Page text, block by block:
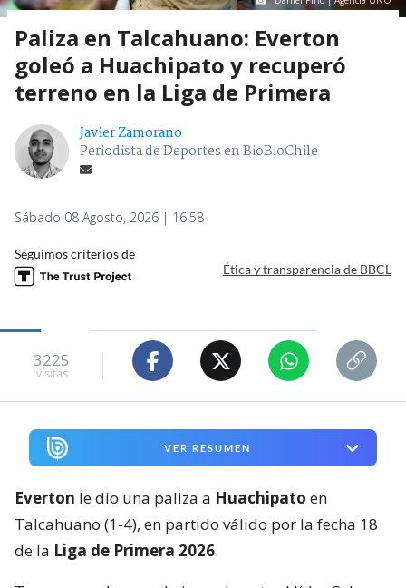
Paliza en Talcahuano: Everton
goleó a Huachipato y recuperó
terreno en la Liga de Primera
Javier Zamorano
Periodista de Deportes en BioBioChile
Sábado 08 Agosto, 2026 | 16:58
Seguimos criterios de
Ética y transparencia de BBCL
3225
visitas
VER RESUMEN
Everton le dio una paliza a Huachipato en
Talcahuano (1-4), en partido válido por la fecha 18
de la Liga de Primera 2026.